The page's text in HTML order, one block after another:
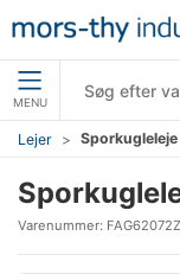
MENU
Lejer Sporkugleleje
Varenummer: